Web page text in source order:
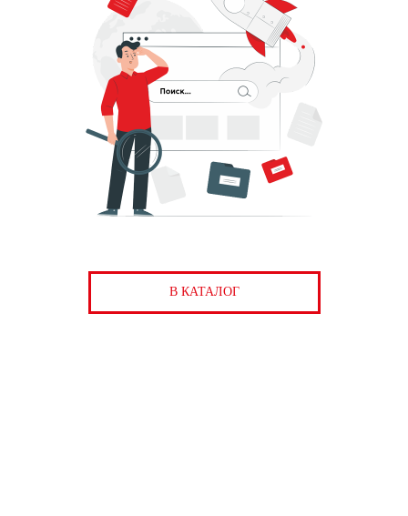
В КАТАЛОГ